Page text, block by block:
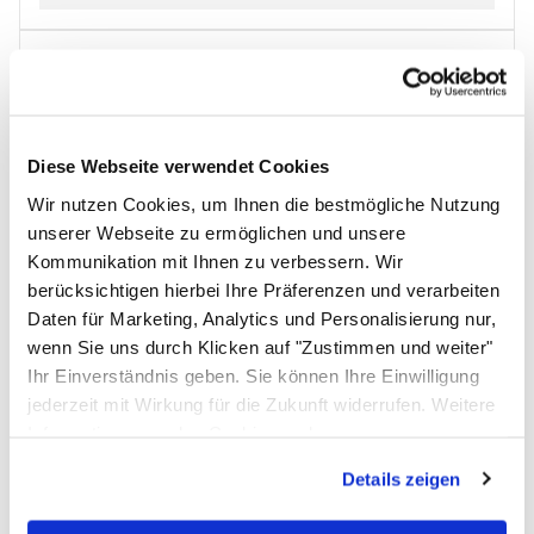
Diese Webseite verwendet Cookies
Wir nutzen Cookies, um Ihnen die bestmögliche Nutzung
unserer Webseite zu ermöglichen und unsere
Kommunikation mit Ihnen zu verbessern. Wir
berücksichtigen hierbei Ihre Präferenzen und verarbeiten
Daten für Marketing, Analytics und Personalisierung nur,
wenn Sie uns durch Klicken auf "Zustimmen und weiter"
Ihr Einverständnis geben. Sie können Ihre Einwilligung
jederzeit mit Wirkung für die Zukunft widerrufen. Weitere
Details zeigen
polystar® 418 M-RPA Tischschweißgerät mit
Fußtaster
elektron. Ausführung. 400 mm Arbeitsbreite